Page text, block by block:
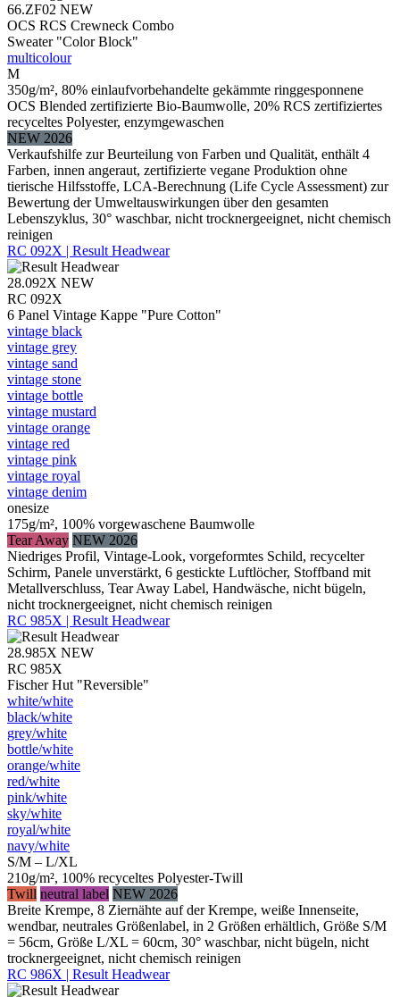
66.ZF02 NEW
OCS RCS Crewneck Combo
Sweater "Color Block"
multicolour
M
350g/m², 80% einlaufvorbehandelte gekämmte ringgesponnene
OCS Blended zertifizierte Bio-Baumwolle, 20% RCS zertifiziertes
recyceltes Polyester, enzymgewaschen
NEW 2026
Verkaufshilfe zur Beurteilung von Farben und Qualität, enthält 4
Farben, innen angeraut, zertifizierte vegane Produktion ohne
tierische Hilfsstoffe, LCA-Berechnung (Life Cycle Assessment) zur
Bewertung der Umweltauswirkungen über den gesamten
Lebenszyklus, 30° waschbar, nicht trocknergeeignet, nicht chemisch
reinigen
RC 092X | Result Headwear
28.092X NEW
RC 092X
6 Panel Vintage Kappe "Pure Cotton"
vintage black
vintage grey
vintage sand
vintage stone
vintage bottle
vintage mustard
vintage orange
vintage red
vintage pink
vintage royal
vintage denim
onesize
175g/m², 100% vorgewaschene Baumwolle
Tear Away NEW 2026
Niedriges Profil, Vintage-Look, vorgeformtes Schild, recycelter
Schirm, Panele unverstärkt, 6 gestickte Luftlöcher, Stoffband mit
Metallverschluss, Tear Away Label, Handwäsche, nicht bügeln,
nicht trocknergeeignet, nicht chemisch reinigen
RC 985X | Result Headwear
28.985X NEW
RC 985X
Fischer Hut "Reversible"
white/​white
black/​white
grey/​white
bottle/​white
orange/​white
red/​white
pink/​white
sky/​white
royal/​white
navy/​white
S/M – L/XL
210g/m², 100% recyceltes Polyester-Twill
Twill neutral label NEW 2026
Breite Krempe, 8 Ziernähte auf der Krempe, weiße Innenseite,
wendbar, neutrales Größenlabel, in 2 Größen erhältlich, Größe S/M
= 56cm, Größe L/XL = 60cm, 30° waschbar, nicht bügeln, nicht
trocknergeeignet, nicht chemisch reinigen
RC 986X | Result Headwear